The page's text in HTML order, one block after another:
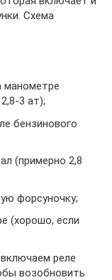
Схема
манометре
3 ат);
бензинового
(примерно 2,8
форсуночку;
(хорошо, если
реле
возобновить